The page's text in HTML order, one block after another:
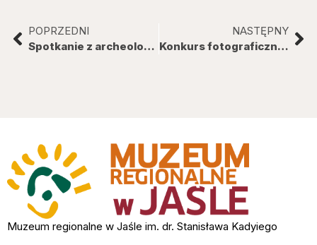
POPRZEDNI
Spotkanie z archeologiem A. Lubelczykiem – Zamek „Golesz” – dawniej i dziś
NASTĘPNY
Konkurs fotograficzny „Winorośl z bliska”
Muzeum regionalne w Jaśle im. dr. Stanisława Kadyiego